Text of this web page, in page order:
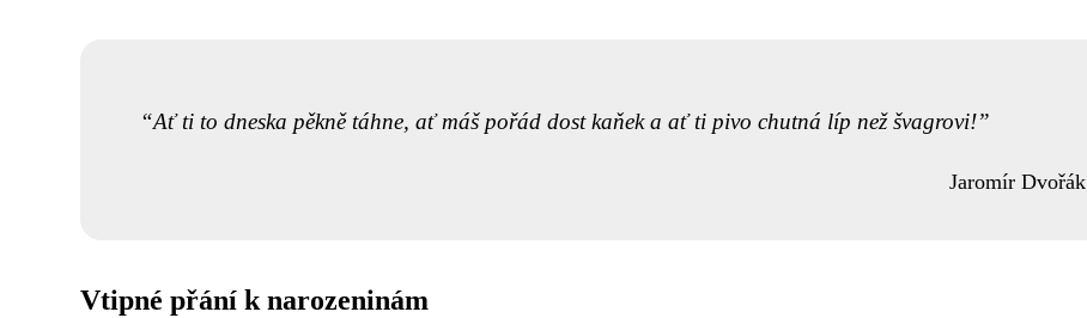
Ať ti to dneska pěkně táhne, ať máš pořád dost kaňek a ať ti pivo chutná líp než švagrovi!
Jaromír Dvořák
Vtipné přání k narozeninám